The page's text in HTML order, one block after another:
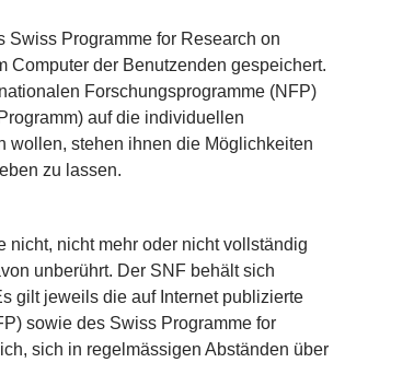
Programme for Research on
Computer der Benutzenden gespeichert.
Forschungsprogramme (NFP)
auf die individuellen
wollen, stehen ihnen die Möglichkeiten
zu lassen.
nicht, nicht mehr oder nicht vollständig
unberührt. Der SNF behält sich
gilt jeweils die auf Internet publizierte
sowie des Swiss Programme for
sich in regelmässigen Abständen über